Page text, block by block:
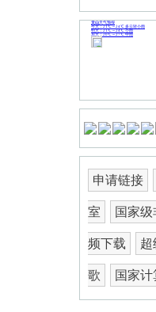
申请链接
室 国家
频下载 超
歌 国家